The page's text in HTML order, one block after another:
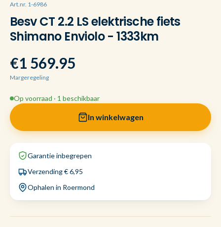
Art.nr. 1-6986
Besv CT 2.2 LS elektrische fiets
Shimano Enviolo - 1333km
€1 569.95
Margeregeling
Op voorraad · 1 beschikbaar
In winkelwagen
Garantie inbegrepen
Verzending € 6,95
Ophalen in Roermond